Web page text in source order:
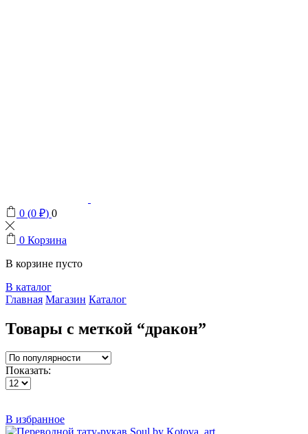
0 (0 ₽) 0
0 Корзина
В корзине пусто
В каталог
Главная Магазин Каталог
Товары с меткой “дракон”
Показать:
В избранное